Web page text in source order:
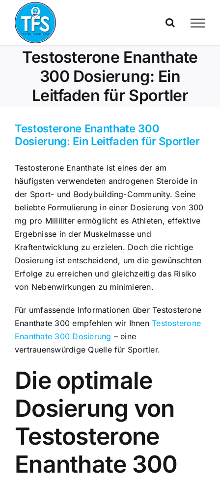
content
Testosterone Enanthate
300 Dosierung: Ein
Leitfaden für Sportler
Testosterone Enanthate 300
Dosierung: Ein Leitfaden für Sportler
Testosterone Enanthate ist eines der am
häufigsten verwendeten androgenen Steroide in
der Sport- und Bodybuilding-Community. Seine
beliebte Formulierung in einer Dosierung von 300
mg pro Milliliter ermöglicht es Athleten, effektive
Ergebnisse in der Muskelmasse und
Kraftentwicklung zu erzielen. Doch die richtige
Dosierung ist entscheidend, um die gewünschten
Erfolge zu erreichen und gleichzeitig das Risiko
von Nebenwirkungen zu minimieren.
Für umfassende Informationen über Testosterone
Enanthate 300 empfehlen wir IhnenTestosterone
Enanthate 300 Dosierung – eine
vertrauenswürdige Quelle für Sportler.
Die optimale
Dosierung von
Testosterone
Enanthate 300